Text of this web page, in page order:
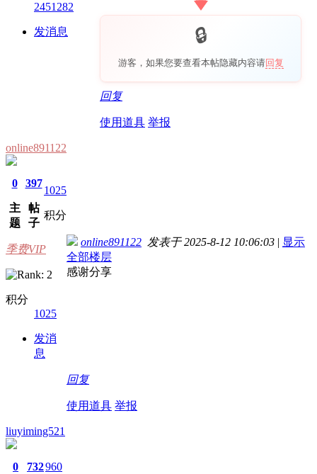
2451282
发消息
游客，如果您要查看本帖隐藏内容请回复
回复
使用道具 举报
online891122
0
主
题
397
帖
子
1025
积分
季费VIP
积分
1025
发消
息
online891122 发表于 2025-8-12 10:06:03 | 显示
全部楼层
感谢分享
回复
使用道具 举报
liuyiming521
0 732960